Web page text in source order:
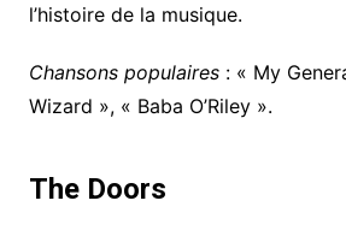
l’histoire de la musique.
Chansons populaires: « My
Wizard », « Baba O’Riley ».
The Doors